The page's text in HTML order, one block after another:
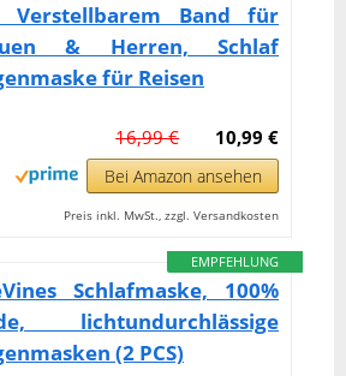
Verstellbarem Band für
& Herren, Schlaf
für Reisen
10,99 €
16,99 €
Bei Amazon ansehen
Preis inkl. MwSt., zzgl. Versandkosten
EMPFEHLUNG
Schlafmaske, 100%
lichtundurchlässige
(2 PCS)